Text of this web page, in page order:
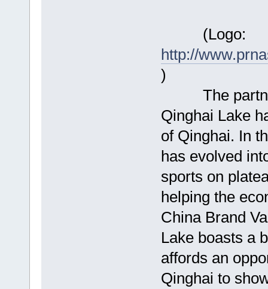
(Logo:
http://
)
The
Qinghai Lake
of Qinghai. In
has evolved
sports on
helping the
China Brand
Lake boasts a
affords an
Qinghai to